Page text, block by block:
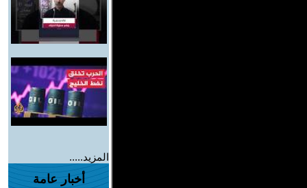
المزيد.....
أخبار عامة